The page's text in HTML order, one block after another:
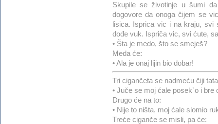
Skupile se životinje u šumi
dogovore da onoga čijem se
lisica. Isprica vic i na kraju, svi
dođe vuk. Ispriča vic, svi ćute,
• Šta je medo, što se smeješ?
Meda će:
• Ala je onaj lijin bio dobar!
Tri cigančeta se nadmeću čiji
• Juče se moj ćale posek`o i bre
Drugo će na to:
• Nije to ništa, moj ćale slomio
Treće ciganče se misli, pa će: